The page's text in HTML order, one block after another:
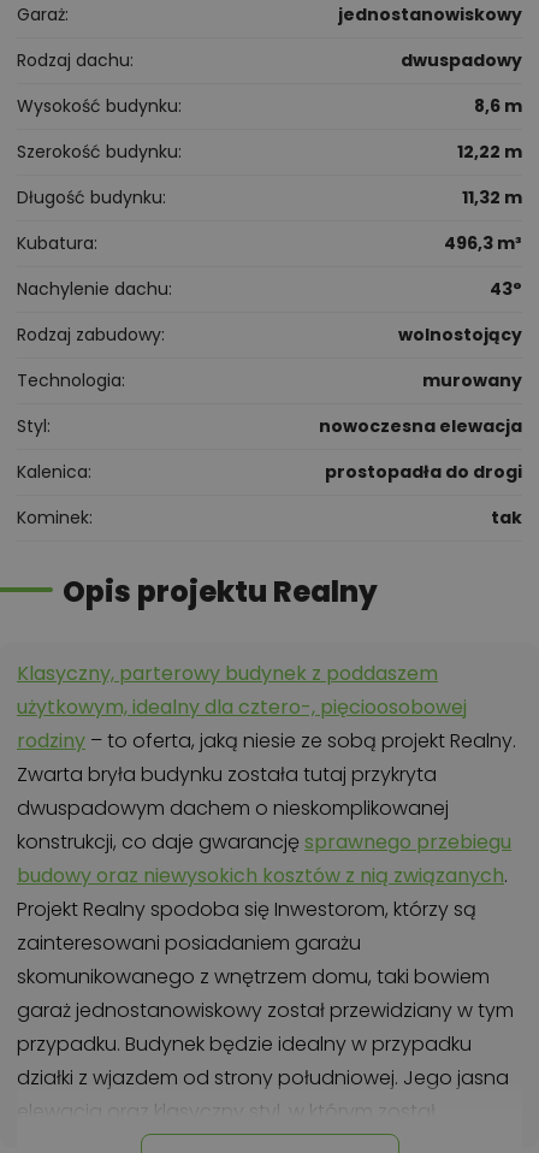
Garaż
jednostanowiskowy
Rodzaj dachu
dwuspadowy
Wysokość budynku
8,6 m
Szerokość budynku
12,22 m
Długość budynku
11,32 m
Kubatura
496,3 m³
Nachylenie dachu
43°
Rodzaj zabudowy
wolnostojący
Technologia
murowany
Styl
nowoczesna elewacja
Kalenica
prostopadła do drogi
Kominek
tak
Opis projektu Realny
Klasyczny, parterowy budynek z poddaszem
użytkowym, idealny dla cztero-, pięcioosobowej
rodziny – to oferta, jaką niesie ze sobą projekt Realny.
Zwarta bryła budynku została tutaj przykryta
dwuspadowym dachem o nieskomplikowanej
konstrukcji, co daje gwarancję sprawnego przebiegu
budowy oraz niewysokich kosztów z nią związanych.
Projekt Realny spodoba się Inwestorom, którzy są
zainteresowani posiadaniem garażu
skomunikowanego z wnętrzem domu, taki bowiem
garaż jednostanowiskowy został przewidziany w tym
przypadku. Budynek będzie idealny w przypadku
działki z wjazdem od strony południowej. Jego jasna
elewacja oraz klasyczny styl, w którym został
zaprojektowany, sprawiają, że dom z łatwością